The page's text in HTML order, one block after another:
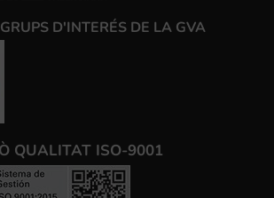
D'INTERÉS DE LA GVA
QUALITAT ISO-9001